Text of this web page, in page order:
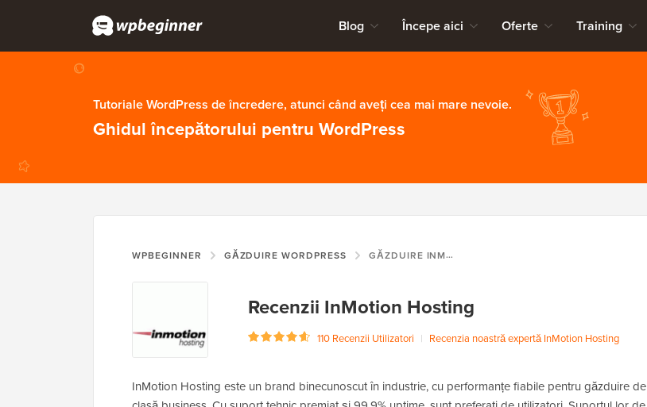
Blog Începe aici Oferte Training
Tutoriale WordPress de încredere, atunci când aveți cea mai mare nevoie.
Ghidul începătorului pentru WordPress
WPBEGINNER GĂZDUIRE WORDPRESS GĂZDUIRE INMOTION
Recenzii InMotion Hosting
110 Recenzii Utilizatori | Recenzia noastră expertă InMotion Hosting
InMotion Hosting este un brand binecunoscut în industrie, cu performanțe fiabile pentru găzduire de